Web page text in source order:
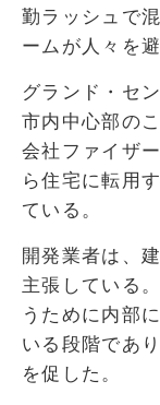
勤ラッシュで
ームが人々を
グランド・セ
市内中心部の
会社ファイザ
ら住宅に転用
ている。
開発業者は、
主張している
うために内部
いる段階であ
を促した。